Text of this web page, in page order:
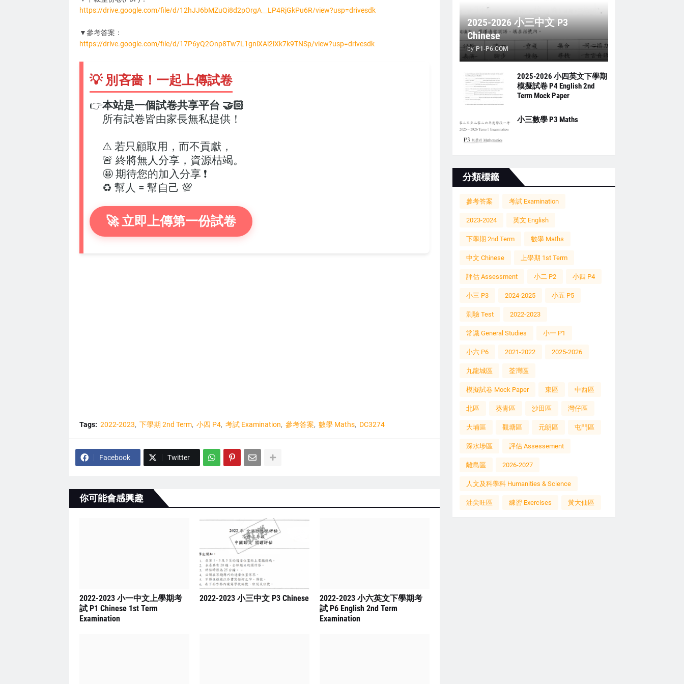
https://drive.google.com/file/d/12hJJ6bMZuQi8d2pOrgA__LP4RjGkPu6R/view?usp=drivesdk
▼參考答案：
https://drive.google.com/file/d/17P6yQ2Onp8Tw7L1gniXAi2iXk7k9TNSp/view?usp=drivesdk
💡 別吝嗇！一起上傳試卷
本站是一個試卷共享平台 🤝🏻
👉
所有試卷皆由家長無私提供！
⚠️ 若只顧取用，而不貢獻，
🚨 終將無人分享，資源枯竭。
🤩 期待您的加入分享 ❗
♻️ 幫人 = 幫自己 💯
🚀 立即上傳第一份試卷
Tags: 2022-2023 下學期 2nd Term 小四 P4 考試 Examination 參考答案 數學 Maths DC3274
Facebook Twitter
你可能會感興趣
2022-2023 小一中文上學期考
試 P1 Chinese 1st Term
Examination
2022-2023 小三中文 P3 Chinese
2022-2023 小六英文下學期考
試 P6 English 2nd Term
Examination
2025-2026 小三中文 P3
Chinese
by P1-P6.COM
2025-2026 小四英文下學期
模擬試卷 P4 English 2nd
Term Mock Paper
小三數學 P3 Maths
分類標籤
參考答案 考試 Examination
2023-2024 英文 English
下學期 2nd Term 數學 Maths
中文 Chinese 上學期 1st Term
評估 Assessment 小二 P2 小四 P4
小三 P3 2024-2025 小五 P5
測驗 Test 2022-2023
常識 General Studies 小一 P1
小六 P6 2021-2022 2025-2026
九龍城區 荃灣區
模擬試卷 Mock Paper 東區 中西區
北區 葵青區 沙田區 灣仔區
大埔區 觀塘區 元朗區 屯門區
深水埗區 評估 Assessement
離島區 2026-2027
人文及科學科 Humanities & Science
油尖旺區 練習 Exercises 黃大仙區